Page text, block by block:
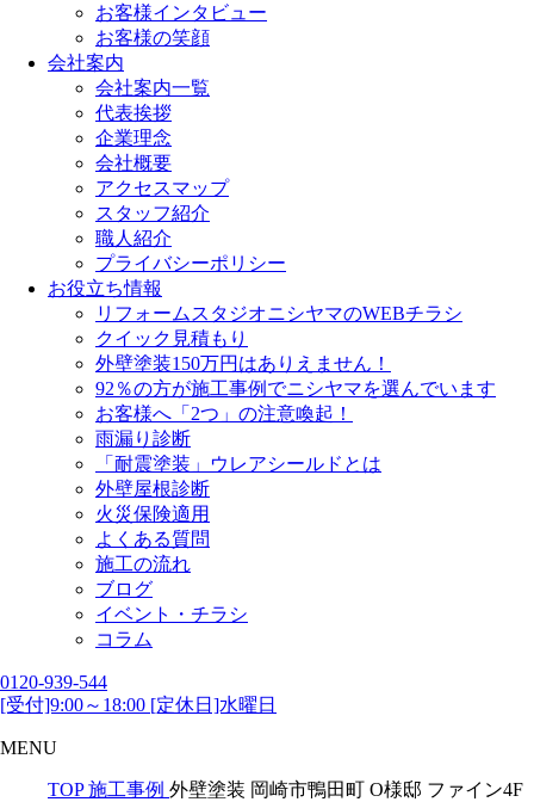
お客様インタビュー
お客様の笑顔
会社案内
会社案内一覧
代表挨拶
企業理念
会社概要
アクセスマップ
スタッフ紹介
職人紹介
プライバシーポリシー
お役立ち情報
リフォームスタジオニシヤマのWEBチラシ
クイック見積もり
外壁塗装150万円はありえません！
92％の方が施工事例でニシヤマを選んでいます
お客様へ「2つ」の注意喚起！
雨漏り診断
「耐震塗装」ウレアシールドとは
外壁屋根診断
火災保険適用
よくある質問
施工の流れ
ブログ
イベント・チラシ
コラム
0120-939-544
[受付]9:00～18:00 [定休日]水曜日
MENU
TOP 施工事例 外壁塗装 岡崎市鴨田町 O様邸 ファイン4F